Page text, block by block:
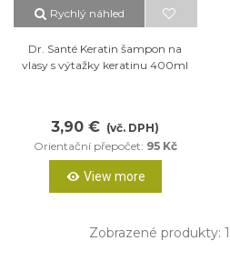
Rychlý náhled
Dr. Santé Keratin šampon na
vlasy s výtažky keratinu 400ml
3,90 € (vč. DPH)
Orientační přepočet: 95 Kč
View more
Zobrazené produkty: 1